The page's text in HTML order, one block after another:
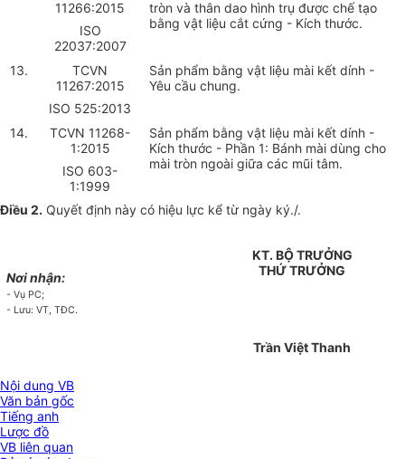
11266:2015
ISO
22037:2007
tròn và thân dao hình trụ được chế tạo
bằng vật liệu cắt cứng - Kích thước.
13.
TCVN
11267:2015
ISO 525:2013
Sản phẩm bằng vật liệu mài kết dính -
Yêu cầu chung.
14.
TCVN 11268-
1:2015
ISO 603-
1:1999
Sản phẩm bằng vật liệu mài kết dính -
Kích thước - Phần 1: Bánh mài dùng cho
mài tròn ngoài giữa các mũi tâm.
Điều 2. Quyết định này có hiệu lực kể từ ngày ký./.
Nơi nhận:
- Vụ PC;
- Lưu: VT, TĐC.
KT. BỘ TRƯỞNG
THỨ TRƯỞNG
Trần Việt Thanh
Nội dung VB
Văn bản gốc
Tiếng anh
Lược đồ
VB liên quan